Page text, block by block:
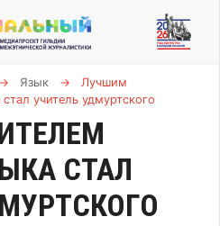
→ Язык →
Лучшим
учитель удмуртского
СТАЛ